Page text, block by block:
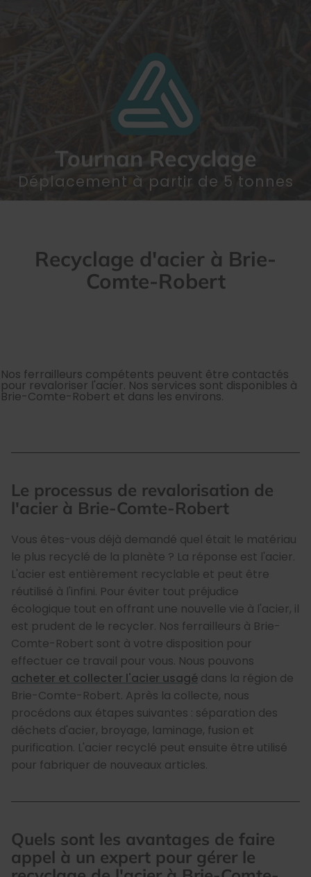
Tournan Recyclage
Déplacement à partir de 5 tonnes
Recyclage d'acier à Brie-
Comte-Robert
Nos ferrailleurs compétents peuvent être contactés
pour revaloriser l'acier. Nos services sont disponibles à
Brie-Comte-Robert et dans les environs.
Le processus de revalorisation de
l'acier à Brie-Comte-Robert
Vous êtes-vous déjà demandé quel était le matériau
le plus recyclé de la planète ? La réponse est l'acier.
L'acier est entièrement recyclable et peut être
réutilisé à l'infini. Pour éviter tout préjudice
écologique tout en offrant une nouvelle vie à l'acier, il
est prudent de le recycler. Nos ferrailleurs à Brie-
Comte-Robert sont à votre disposition pour
effectuer ce travail pour vous. Nous pouvons
acheter et collecter l'acier usagé dans la région de
Brie-Comte-Robert. Après la collecte, nous
procédons aux étapes suivantes : séparation des
déchets d'acier, broyage, laminage, fusion et
purification. L'acier recyclé peut ensuite être utilisé
pour fabriquer de nouveaux articles.
Quels sont les avantages de faire
appel à un expert pour gérer le